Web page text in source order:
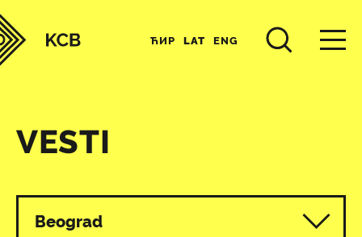
ЋИР LAT ENG
VESTI
Svi programi
Beograd